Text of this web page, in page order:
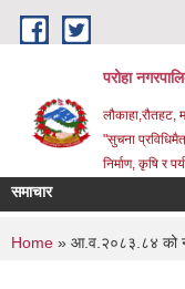
Skip to main content
परोहा
लौकाहा,रौतहट,
"सुचना
निर्माण, कृषि र
समाचार
You are
Home » आ.व.२०८३.८४ को